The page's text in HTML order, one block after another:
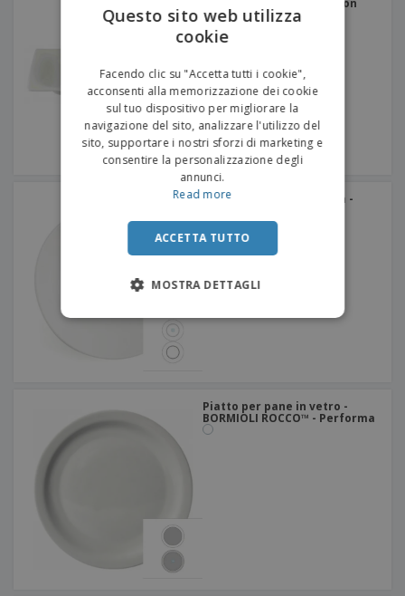
ALEGRE™ - Chefs Collection
Piatto fondo in ceramica -
Piatto per pane in vetro -
BORMIOLI ROCCO™ - Performa
Questo sito web utilizza
cookie
Facendo clic su "Accetta tutti i cookie",
acconsenti alla memorizzazione dei cookie
sul tuo dispositivo per migliorare la
navigazione del sito, analizzare l'utilizzo del
sito, supportare i nostri sforzi di marketing e
consentire la personalizzazione degli
annunci.
Read more
ACCETTA TUTTO
MOSTRA DETTAGLI